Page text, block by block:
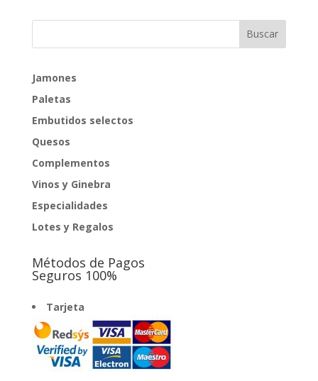
Jamones
Paletas
Embutidos selectos
Quesos
Complementos
Vinos y Ginebra
Especialidades
Lotes y Regalos
Métodos de Pagos
Seguros 100%
Tarjeta